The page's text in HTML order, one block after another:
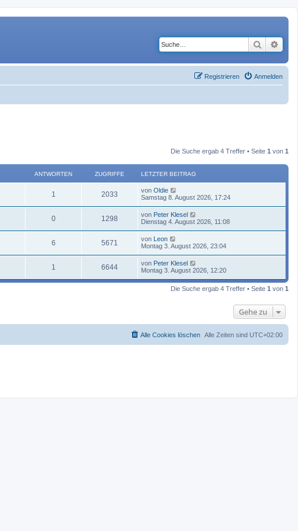
Suche
Anmelden
Registrieren
Die Suche ergab 4 Treffer • Seite 1 von 1
ANTWORTEN ZUGRIFFE LETZTER BEITRAG
1 2033 von Oldie
Samstag 8. August 2026, 17:24
0 1298 von Peter Klesel
Dienstag 4. August 2026, 11:08
6 5671 von Leon
Montag 3. August 2026, 23:04
1 6644 von Peter Klesel
Montag 3. August 2026, 12:20
Die Suche ergab 4 Treffer • Seite 1 von 1
Gehe zu
Alle Zeiten sind UTC+02:00
Alle Cookies löschen